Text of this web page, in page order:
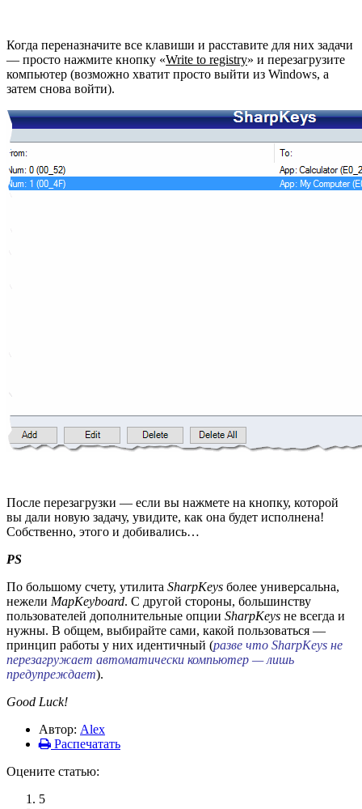
Когда переназначите все клавиши и расставите для них задачи
— просто нажмите кнопку «Write to registry» и перезагрузите
компьютер (возможно хватит просто выйти из Windows, а
затем снова войти).
После перезагрузки — если вы нажмете на кнопку, которой
вы дали новую задачу, увидите, как она будет исполнена!
Собственно, этого и добивались…
PS
По большому счету, утилита SharpKeys более универсальна,
нежели MapKeyboard. С другой стороны, большинству
пользователей дополнительные опции SharpKeys не всегда и
нужны. В общем, выбирайте сами, какой пользоваться —
принцип работы у них идентичный (разве что SharpKeys не
перезагружает автоматически компьютер — лишь
предупреждает).
Good Luck!
Автор: Alex
Распечатать
Оцените статью:
5